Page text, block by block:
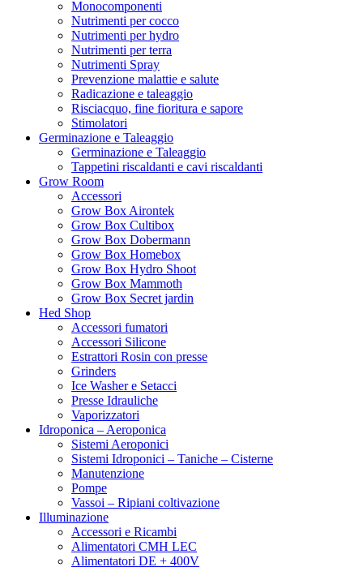
Delicious seeds
DELTA9 ANALYTICS
Desch
Devil’s Harvest
Dexso
Digger One Hitter
Dinafem
DLI
DNA Genetics – Reserva Privada
DNA Gentics
Dobermann Tents
Doypack
DSP Genetics
DTC
Dutch Passion
Dynavap
EasyGrow
Eazy Plug
ELp
ELT
Emerald Harvest
Enecta
Eva Seeds
Exotic Seeds
Fast buds
Filter-it
FloraFlex
Flortis
Flower Farm
Four Peperoncino
Fral lampade
Garland
Gavita
Gecko Seeds
Genehtik
GHE/TA
Grain d’eau
Grass-o-matic
Green House Seeds
Monocomponenti
Nutrimenti per cocco
Nutrimenti per hydro
Nutrimenti per terra
Nutrimenti Spray
Prevenzione malattie e salute
Radicazione e taleaggio
Risciacquo, fine fioritura e sapore
Stimolatori
Germinazione e Taleaggio
Germinazione e Taleaggio
Tappetini riscaldanti e cavi riscaldanti
Grow Room
Accessori
Grow Box Airontek
Grow Box Cultibox
Grow Box Dobermann
Grow Box Homebox
Grow Box Hydro Shoot
Grow Box Mammoth
Grow Box Secret jardin
Hed Shop
Accessori fumatori
Accessori Silicone
Estrattori Rosin con presse
Grinders
Ice Washer e Setacci
Presse Idrauliche
Vaporizzatori
Idroponica – Aeroponica
Sistemi Aeroponici
Sistemi Idroponici – Taniche – Cisterne
Manutenzione
Pompe
Vassoi – Ripiani coltivazione
Illuminazione
Accessori e Ricambi
Alimentatori CMH LEC
Alimentatori DE + 400V